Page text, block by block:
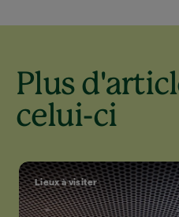
Plus
celui-ci
Lieux à visiter